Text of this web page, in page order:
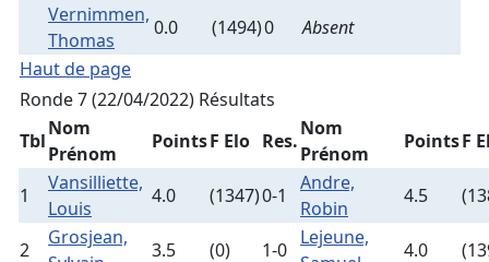
Vernimmen,
Thomas
0.0 (1494)0
Absent
Haut de page
Ronde 7 (22/04/2022) Résultats
Tbl
Nom
Prénom
PointsF Elo Res.
Nom
Prénom
PointsF
1
Vansilliette,
Louis
4.0 (1347)0-1
Andre,
Robin
4.5
2
Grosjean,
3.5 (0) 1-0
Lejeune,
4.0